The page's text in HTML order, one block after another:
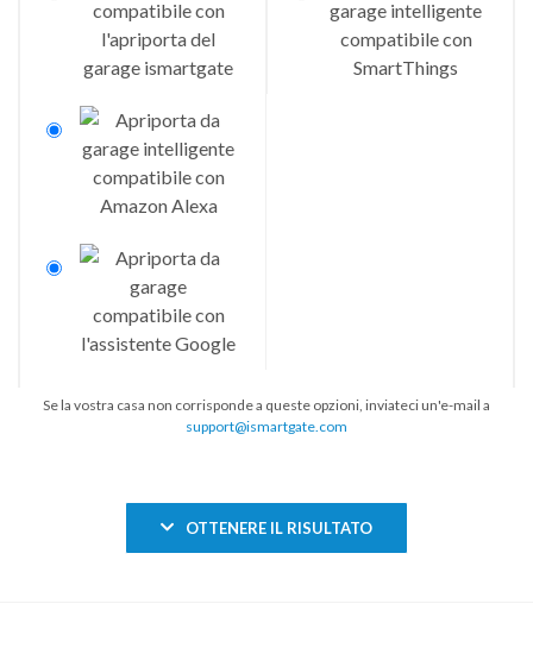
Se la vostra casa non corrisponde a queste opzioni, inviateci un'e-mail a
support@ismartgate.com
OTTENERE IL RISULTATO